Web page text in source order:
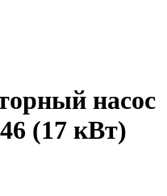
насос
(17 кВт)